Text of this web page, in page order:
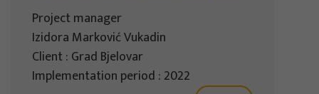
Project manager
Izidora Marković Vukadin
Client : Grad Bjelovar
Implementation period : 2022